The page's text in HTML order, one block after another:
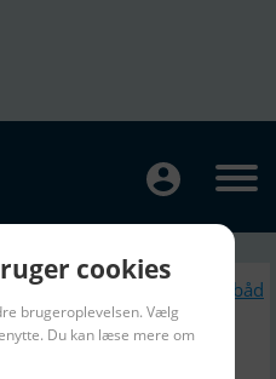
Lignende Sejlbåd
cookies
brugeroplevelsen. Vælg
Du kan læse mere om